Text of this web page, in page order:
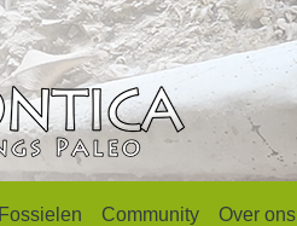
Fossielen Community Over ons